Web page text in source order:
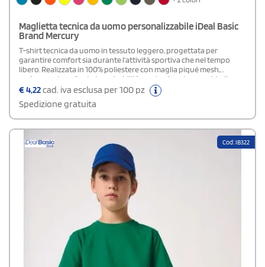
Maglietta tecnica da uomo personalizzabile iDeal Basic
Brand Mercury
T-shirt tecnica da uomo in tessuto leggero, progettata per
garantire comfort sia durante l’attività sportiva che nel tempo
libero. Realizzata in 100% poliestere con maglia piqué mesh,
assicura un’eccellente traspirabilità e un’asciugatura rapida. Il
taglio dritto e il collo rotondo in piqué mesh offrono una
vestibilità naturale, mentre le doppie impunture aumentano la
resistenza del capo. Il nastro di rinforzo interno al collo tono su
tono dona una finitura pulita e durevole. Orli delle maniche e del
marchio staccabile permette una personalizzazione semplice e
professionale.Disponibile modello Donna e Bambino
€4,22cad. iva esclusa per 100 pz
Spedizione gratuita
Cod: IB322